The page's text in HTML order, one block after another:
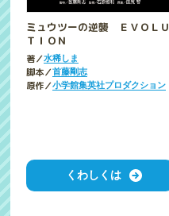
ミュウツーの逆襲 ＥＶＯＬＵ
ＴＩＯＮ
著／水稀しま
脚本／首藤剛志
原作／小学館集英社プロダクション
くわしくは